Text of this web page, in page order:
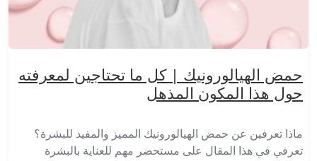
حمض الهيالورونيك | كل ما تحتاجين لمعرفته
حول هذا المكون المذهل
ماذا تعرفين عن حمض الهيالورونيك المميز والمفيد للبشرة؟
تعرفي في هذا المقال على مستحضر مهم للعناية بالبشرة